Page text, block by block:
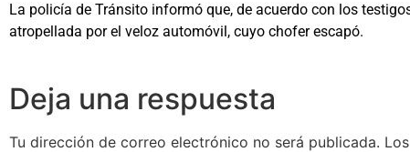
La policía de Tránsito informó que, de acuerdo con los
atropellada por el veloz automóvil, cuyo chofer escapó.
Deja una respuesta
Tu dirección de correo electrónico no será publicada.